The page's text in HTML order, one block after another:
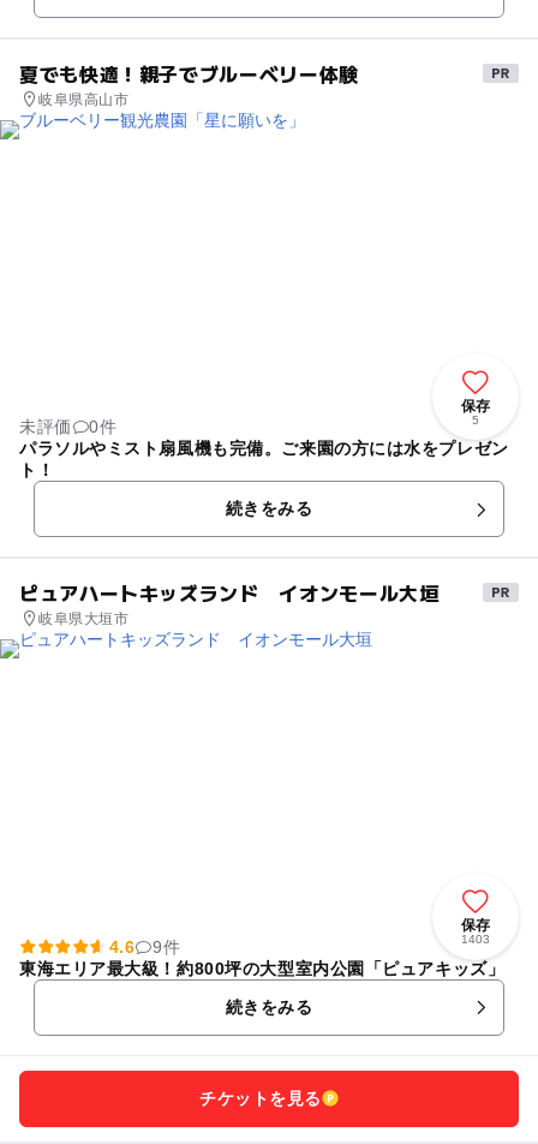
夏でも快適！親子でブルーベリー体験
岐阜県高山市
保存
5
未評価
0件
パラソルやミスト扇風機も完備。ご来園の方には水をプレゼン
ト！
続きをみる
ピュアハートキッズランド イオンモール大垣
岐阜県大垣市
保存
1403
4.6
9件
東海エリア最大級！約800坪の大型室内公園「ピュアキッズ」
続きをみる
チケットを見る